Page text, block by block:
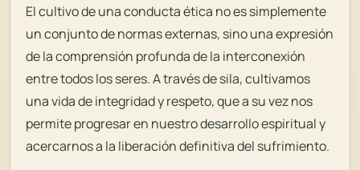
El cultivo de una conducta ética no es simplemente
un conjunto de normas externas, sino una expresión
de la comprensión profunda de la interconexión
entre todos los seres. A través desila, cultivamos
una vida de integridad y respeto, que a su vez nos
permite progresar en nuestro desarrollo espiritual y
acercarnos a la liberación definitiva del sufrimiento.